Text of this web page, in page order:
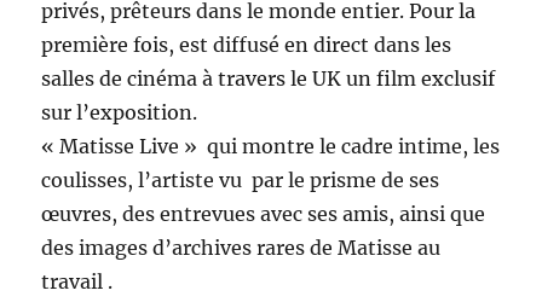
privés, prêteurs dans le monde entier. Pour la
première fois, est diffusé en direct dans les
salles de cinéma à travers le UK un film exclusif
sur l’exposition.
« Matisse Live » qui montre le cadre intime, les
coulisses, l’artiste vu par le prisme de ses
œuvres, des entrevues avec ses amis, ainsi que
des images d’archives rares de Matisse au
travail .